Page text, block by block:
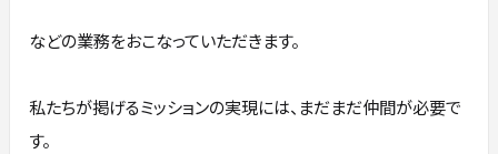
などの業務をおこなっていただきます。
私たちが掲げるミッションの実現には、まだまだ仲間が必要で
す。